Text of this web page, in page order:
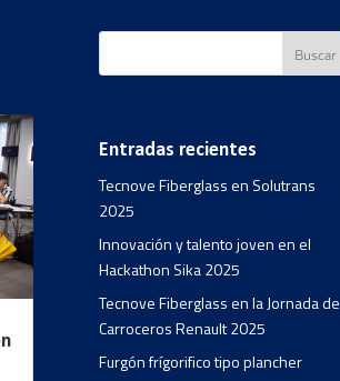
Entradas recientes
Tecnove Fiberglass en Solutrans
2025
Innovación y talento joven en el
Hackathon Sika 2025
Tecnove Fiberglass en la Jornada de
Carroceros Renault 2025
Furgón frígorifico tipo plancher